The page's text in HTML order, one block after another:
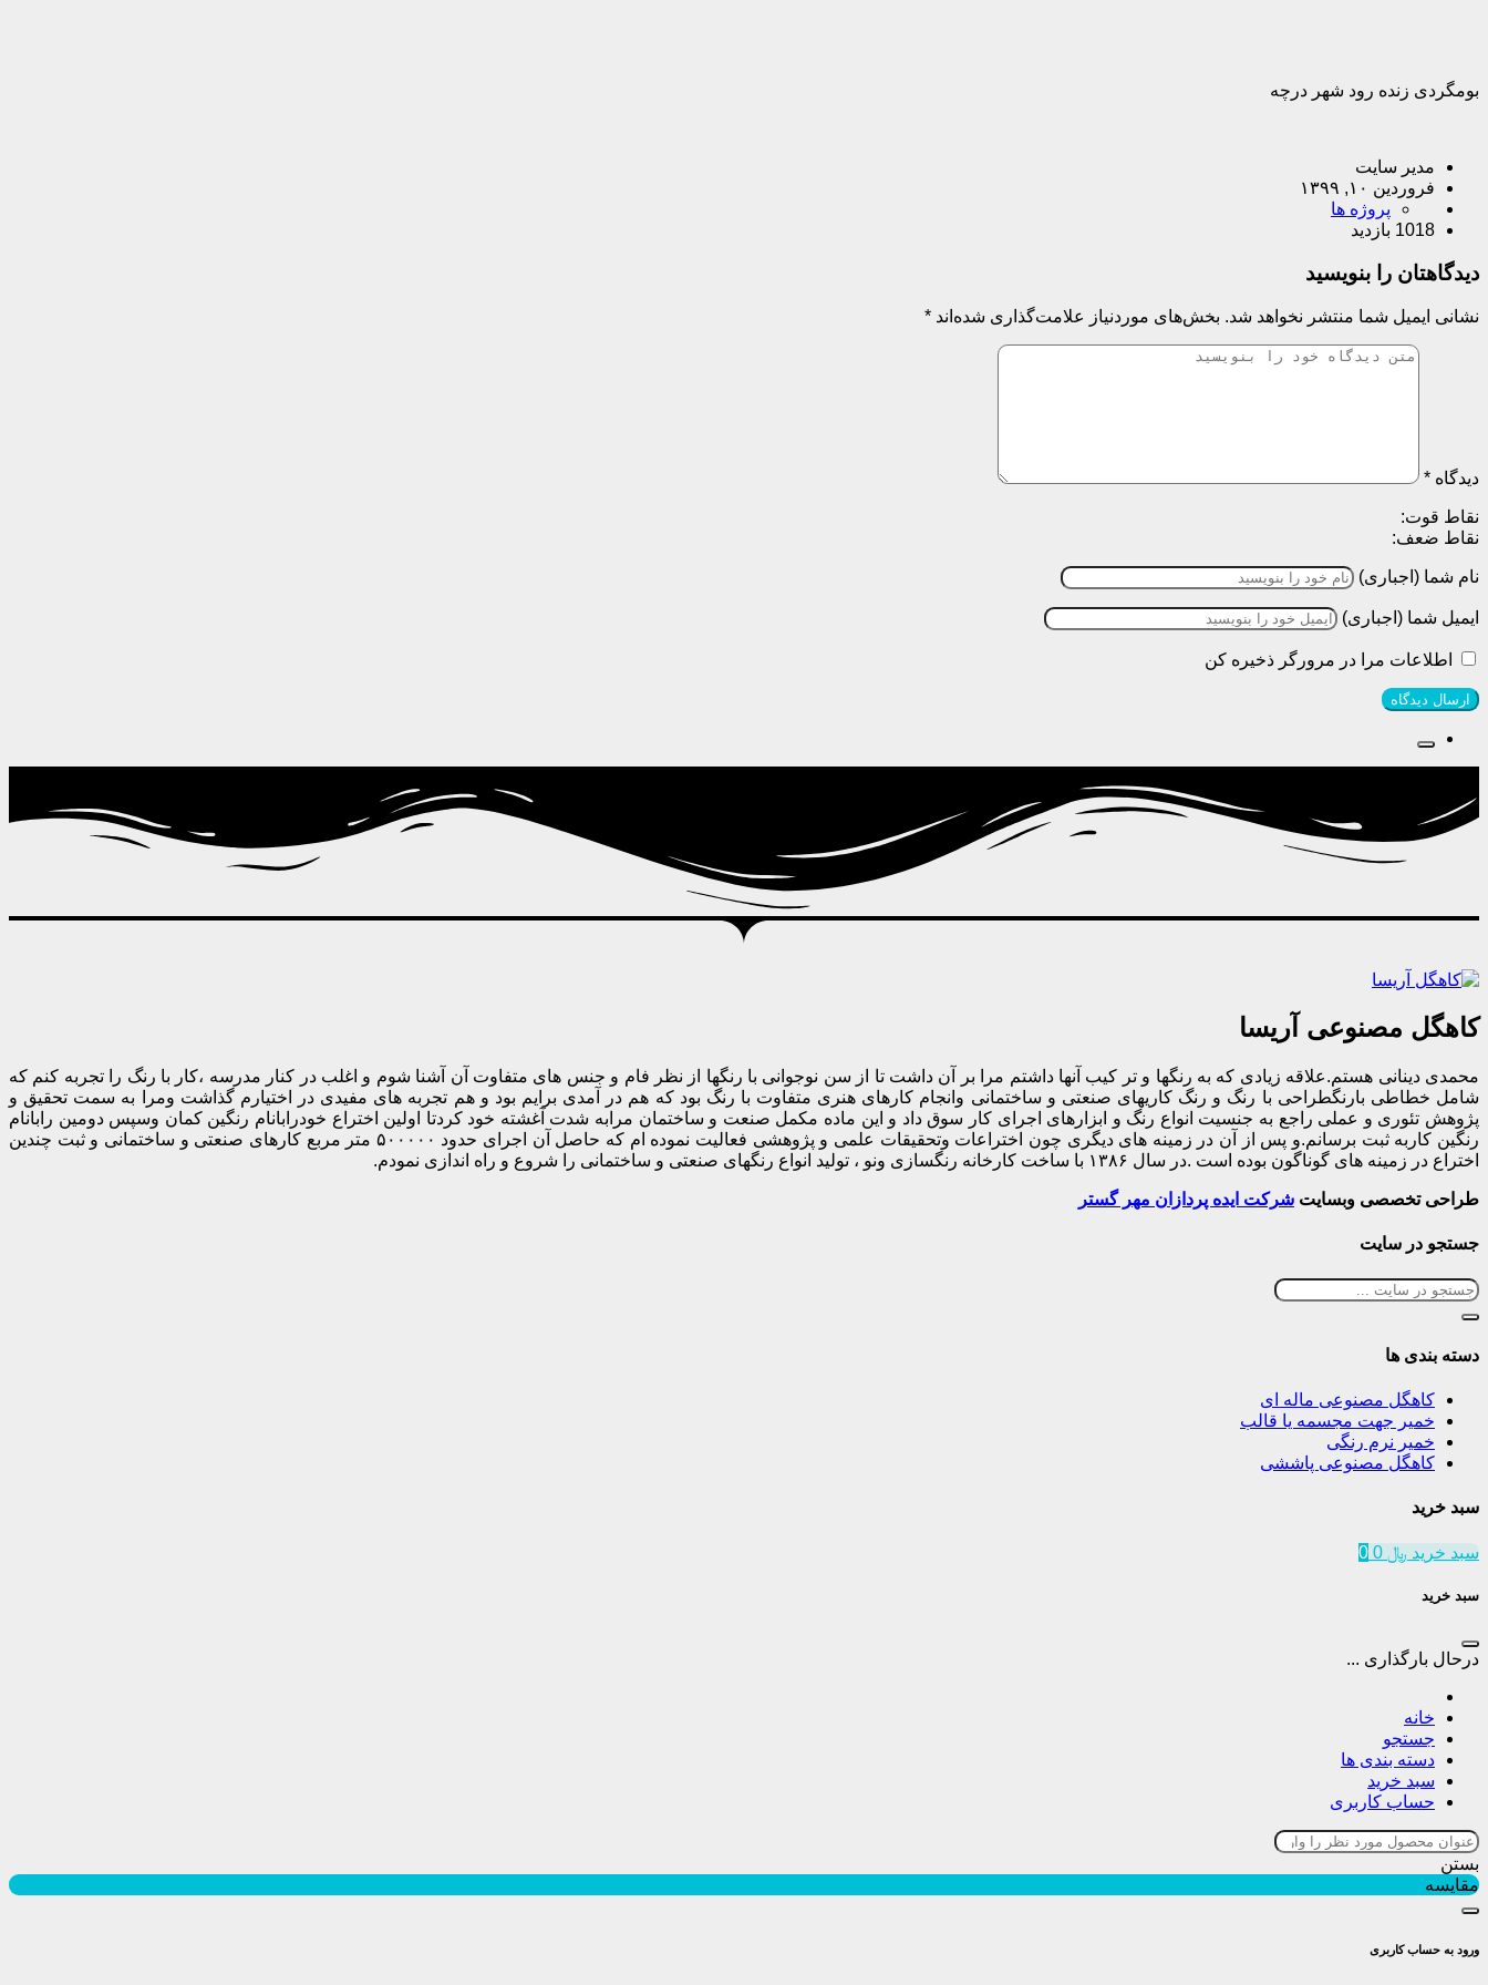
بومگردی زنده رود شهر درچه
مدیر سایت
فروردین ۱۰, ۱۳۹۹
پروژه ها
1018 بازدید
دیدگاهتان را بنویسید
نشانی ایمیل شما منتشر نخواهد شد. بخش‌های موردنیاز علامت‌گذاری شده‌اند *
دیدگاه *
نقاط قوت:
نقاط ضعف:
نام شما (اجباری)
ایمیل شما (اجباری)
اطلاعات مرا در مرورگر ذخیره کن
کاهگل مصنوعی آریسا
محمدی دینانی هستم.علاقه زیادی که به رنگها و تر کیب آنها داشتم مرا بر آن داشت تا از سن نوجوانی با رنگها از نظر فام و جنس های متفاوت آن آشنا شوم و اغلب در کنار مدرسه ،کار با رنگ را تجربه کنم که
شامل خطاطی بارنگطراحی با رنگ و رنگ کاریهای صنعتی و ساختمانی وانجام کارهای هنری متفاوت با رنگ بود که هم در آمدی برایم بود و هم تجربه های مفیدی در اختیارم گذاشت ومرا به سمت تحقیق و
پژوهش تئوری و عملی راجع به جنسیت انواع رنگ و ابزارهای اجرای کار سوق داد و این ماده مکمل صنعت و ساختمان مرابه شدت آغشته خود کردتا اولین اختراع خودرابانام رنگین کمان وسپس دومین رابانام
رنگین کاربه ثبت برسانم.و پس از آن در زمینه های دیگری چون اختراعات وتحقیقات علمی و پژوهشی فعالیت نموده ام که حاصل آن اجرای حدود ۵۰۰۰۰۰ متر مربع کارهای صنعتی و ساختمانی و ثبت چندین
اختراع در زمینه های گوناگون بوده است .در سال ۱۳۸۶ با ساخت کارخانه رنگسازی ونو ، تولید انواع رنگهای صنعتی و ساختمانی را شروع و راه اندازی نمودم.
طراحی تخصصی وبسایت شرکت ایده پردازان مهر گستر
جستجو در سایت
دسته بندی ها
کاهگل مصنوعی ماله ای
خمیر جهت مجسمه یا قالب
خمیر نرم رنگی
کاهگل مصنوعی پاششی
سبد خرید
سبد خرید ﷼ 0
سبد خرید
درحال بارگذاری ...
خانه
جستجو
دسته بندی ها
سبد خرید
حساب کاربری
بستن
مقایسه
ورود به حساب کاربری